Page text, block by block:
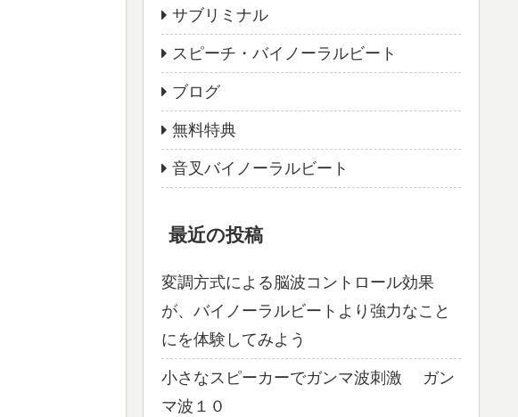
サブリミナル
スピーチ・バイノーラルビート
ブログ
無料特典
音叉バイノーラルビート
最近の投稿
変調方式による脳波コントロール効果
が、バイノーラルビートより強力なこと
にを体験してみよう
小さなスピーカーでガンマ波刺激 ガン
マ波１０